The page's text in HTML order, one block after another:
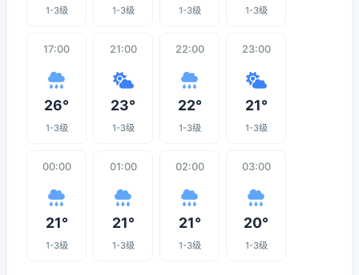
1-3级 1-3级 1-3级 1-3级
17:00
26°
1-3级
21:00
23°
1-3级
22:00
22°
1-3级
23:00
21°
1-3级
00:00
21°
1-3级
01:00
21°
1-3级
02:00
21°
1-3级
03:00
20°
1-3级